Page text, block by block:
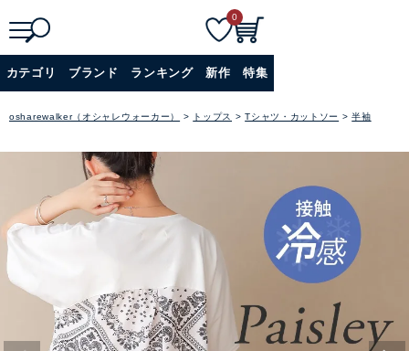
詳細検索
0
カテゴリ ブランド ランキング 新作 特集
osharewalker（オシャレウォーカー） トップス Tシャツ・カットソー 半袖